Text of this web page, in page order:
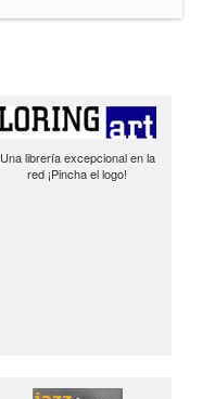
Una librería excepcional en la
red ¡Pincha el logo!